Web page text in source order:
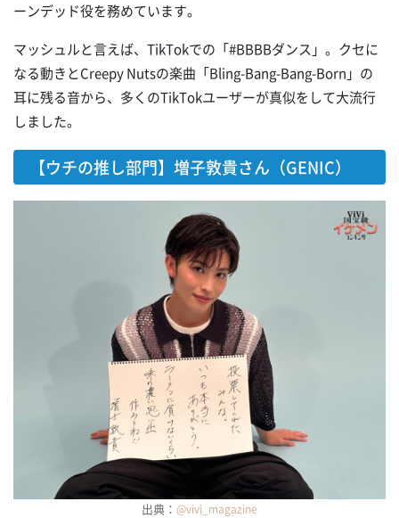
ーンデッド役を務めています。
マッシュルと言えば、TikTokでの「#BBBBダンス」。クセに
なる動きとCreepy Nutsの楽曲「Bling-Bang-Bang-Born」の
耳に残る音から、多くのTikTokユーザーが真似をして大流行
しました。
【ウチの推し部門】増子敦貴さん（GENIC）
出典： @vivi_magazine